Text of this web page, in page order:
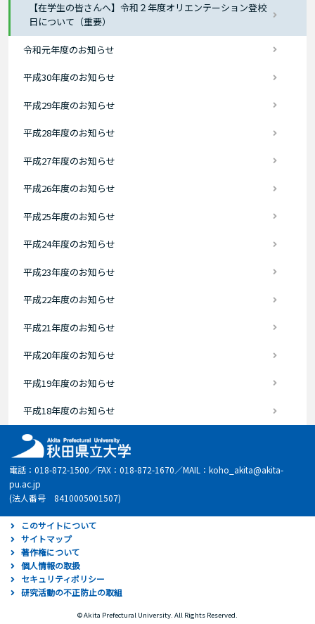
【在学生の皆さんへ】令和２年度オリエンテーション登校
日について（重要）
令和元年度のお知らせ
平成30年度のお知らせ
平成29年度のお知らせ
平成28年度のお知らせ
平成27年度のお知らせ
平成26年度のお知らせ
平成25年度のお知らせ
平成24年度のお知らせ
平成23年度のお知らせ
平成22年度のお知らせ
平成21年度のお知らせ
平成20年度のお知らせ
平成19年度のお知らせ
平成18年度のお知らせ
電話：018-872-1500／FAX：018-872-1670／MAIL：koho_akita@akita-
pu.ac.jp
(法人番号 8410005001507)
このサイトについて
サイトマップ
著作権について
個人情報の取扱
セキュリティポリシー
研究活動の不正防止の取組
© Akita Prefectural University. All Rights Reserved.